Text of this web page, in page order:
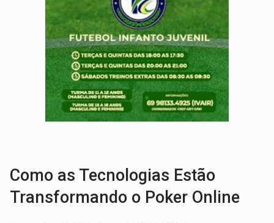
EXTENSÃO DE DANOS:Ferroviários pedem ao Iphan recuperação de área
VARIANDO O CARDÁPIO:Veja essa receita de carne assada para o
PREJUÍZO AOS ESTUDANTES:Greve dos professores em PVH é
POSSESSÃO DE DEBORAH LOGAN:Terror mistura mistério e filmagens
TRANSPARÊNCIA:TCE reúne candidatos ao Governo e apresenta
Como as Tecnologias Estão
Transformando o Poker Online